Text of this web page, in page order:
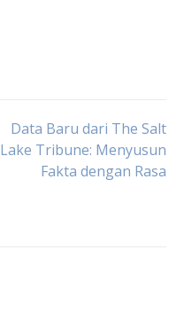
Data Baru dari The Salt
Lake Tribune: Menyusun
Fakta dengan Rasa